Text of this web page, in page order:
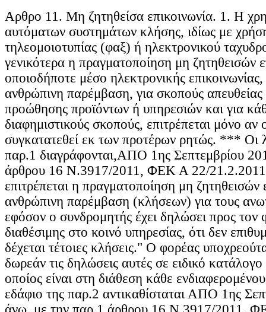
Aρθρο 11. Μη ζητηθείσα επικοινωνία. 1. Η
αυτόματων συστημάτων κλήσης, ιδίως με
τηλεομοιοτυπίας (φαξ) ή ηλεκτρονικού
γενικότερα η πραγματοποίηση μη ζητηθεισών
οποιοδήποτε μέσο ηλεκτρονικής
ανθρώπινη παρέμβαση, για σκοπούς απευθείας
προώθησης προϊόντων ή υπηρεσιών και για
διαφημιστικούς σκοπούς, επιτρέπεται μόνο αν
συγκατατεθεί εκ των προτέρων ρητώς. *** Οι
παρ.1 διαγράφονται,ΑΠΟ 1ης Σεπτεμβρίου
άρθρου 16 Ν.3917/2011, ΦΕΚ Α 22/
επιτρέπεται η πραγματοποίηση μη ζητηθεισών
ανθρώπινη παρέμβαση (κλήσεων) για τους
εφόσον ο συνδρομητής έχει δηλώσει προς τον
διαθέσιμης στο κοινό υπηρεσίας, ότι δεν
δέχεται τέτοιες κλήσεις." Ο φορέας
δωρεάν τις δηλώσεις αυτές σε ειδικό
οποίος είναι στη διάθεση κάθε
εδάφιο της παρ.2 αντικαθίσταται ΑΠΟ 1ης